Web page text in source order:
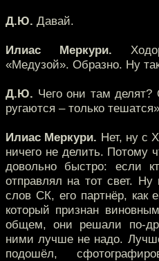
Д.Ю. Давай.
Илиас Меркури.
«Медузой». Образно. Ну
Д.Ю. Чего они там
ругаются – только
Илиас Меркури. Нет, ну с
ничего не делить.
довольно быстро: если
отправлял на тот свет.
слов СК, его партнёр, как
который признан
общем, они решали по-
ними лучше не надо.
подошёл,